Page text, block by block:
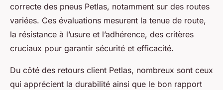
correcte des pneus Petlas, notamment sur des routes
variées. Ces évaluations mesurent la tenue de route,
la résistance à l’usure et l’adhérence, des critères
cruciaux pour garantir sécurité et efficacité.
Du côté des retours client Petlas, nombreux sont ceux
qui apprécient la durabilité ainsi que le bon rapport